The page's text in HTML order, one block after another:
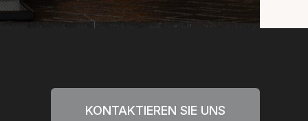
KONTAKTIEREN SIE UNS